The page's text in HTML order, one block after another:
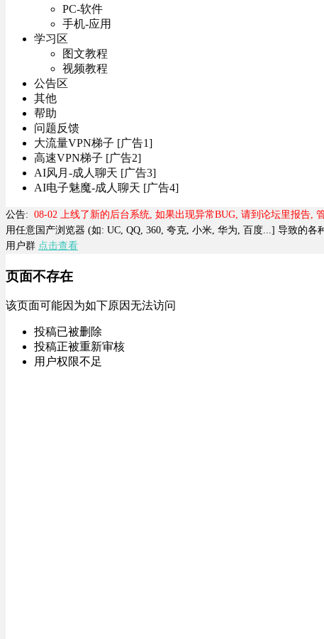
PC-软件
手机-应用
学习区
图文教程
视频教程
公告区
其他
帮助
问题反馈
大流量VPN梯子 [广告1]
高速VPN梯子 [广告2]
AI风月-成人聊天 [广告3]
AI电子魅魔-成人聊天 [广告4]
公告: 08-02 上线了新的后台系统, 如果出现异常BUG, 请到论坛里报告,
用任意国产浏览器 (如: UC, QQ, 360, 夸克, 小米, 华为, 百度...] 导致的各
用户群 点击查看
页面不存在
该页面可能因为如下原因无法访问
投稿已被删除
投稿正被重新审核
用户权限不足